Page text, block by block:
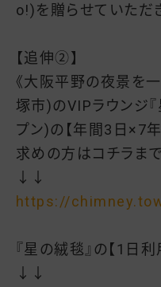
o!)を贈らせていただ
【追伸②】
《大阪平野の夜景を
塚市)のVIPラウンジ
プン)の【年間3日×7
求めの方はコチラまで
↓↓
https://
『星の絨毯』の【1日
↓↓